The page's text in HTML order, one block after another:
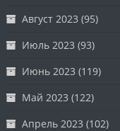
Август 2023 (95)
Июль 2023 (93)
Июнь 2023 (119)
Май 2023 (122)
Апрель 2023 (102)